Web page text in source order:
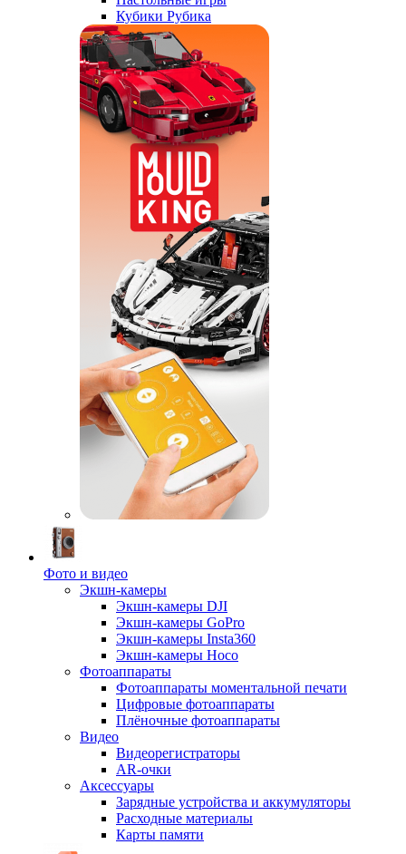
Кубики Рубика
Фото и видео
Экшн-камеры
Экшн-камеры DJI
Экшн-камеры GoPro
Экшн-камеры Insta360
Экшн-камеры Hoco
Фотоаппараты
Фотоаппараты моментальной печати
Цифровые фотоаппараты
Плёночные фотоаппараты
Видео
Видеорегистраторы
AR-очки
Аксессуары
Зарядные устройства и аккумуляторы
Расходные материалы
Карты памяти